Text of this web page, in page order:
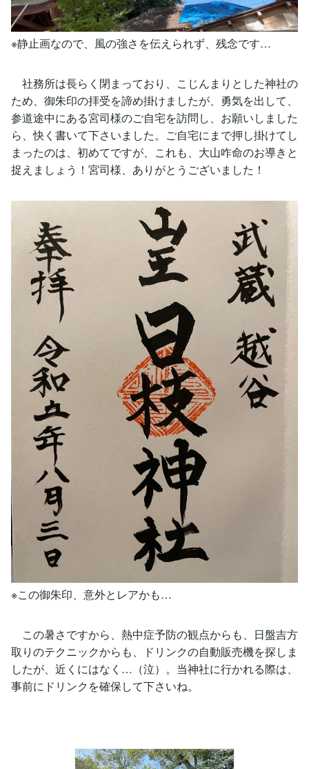
※静止画なので、風の強さを伝えられず、残念です…
社務所は長らく閉まっており、こじんまりとした神社の
ため、御朱印の拝受を諦め掛けましたが、勇気を出して、
参道途中にある宮司様のご自宅を訪問し、お願いしました
ら、快く書いて下さいました。ご自宅にまで押し掛けてし
まったのは、初めてですが、これも、大山咋命のお導きと
捉えましょう！宮司様、ありがとうございました！
※この御朱印、意外とレアかも…
この暑さですから、熱中症予防の観点からも、日盤吉方
取りのテクニックからも、ドリンクの自動販売機を探しま
したが、近くにはなく…（泣）。当神社に行かれる際は、
事前にドリンクを確保して下さいね。